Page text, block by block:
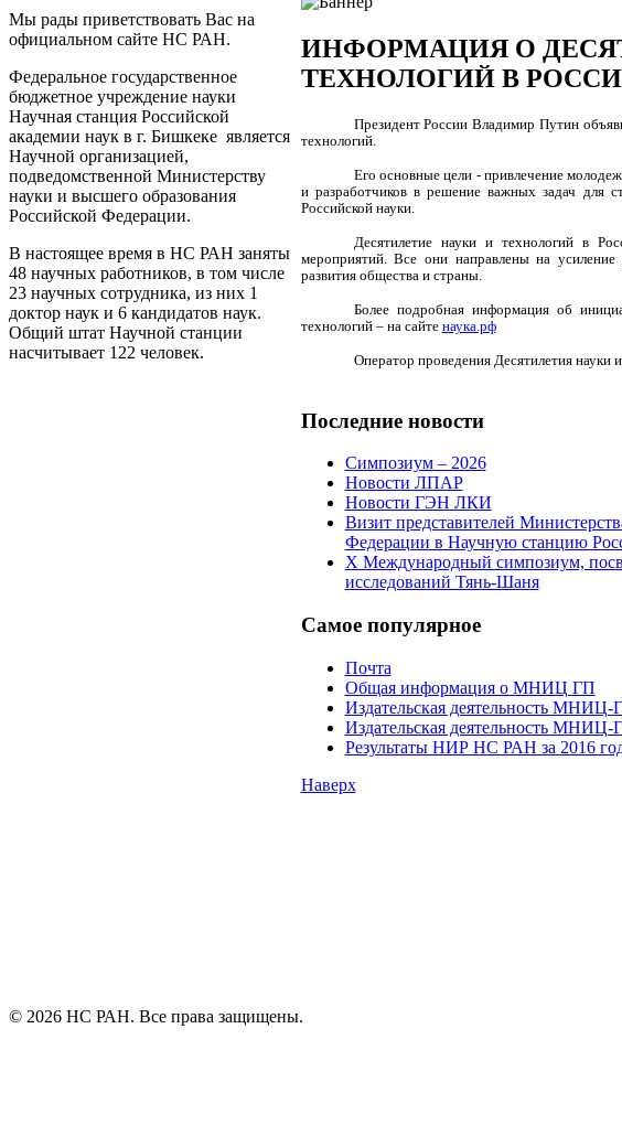
Мы рады приветствовать Вас на
официальном сайте НС РАН.
Федеральное государственное
бюджетное учреждение науки
Научная станция Российской
академии наук в г. Бишкеке является
Научной организацией,
подведомственной Министерству
науки и высшего образования
Российской Федерации.
В настоящее время в НС РАН заняты
48 научных работников, в том числе
23 научных сотрудника, из них 1
доктор наук и 6 кандидатов наук.
Общий штат Научной станции
насчитывает 122 человек.
ИНФОРМАЦИЯ О
ТЕХНОЛОГИЙ В
Президент России Владимир Путин
технологий.
Его основные цели - привлечение
и разработчиков в решение важных задач для
Российской науки.
Десятилетие науки и технологий в
мероприятий. Все они направлены на
развития общества и страны.
Более подробная информация об
технологий – на сайте наука.рф
Оператор проведения Десятилетия
Последниеновости
Симпозиум – 2026
Новости ЛПАР
Новости ГЭН ЛКИ
Визит представителей
Федерации в Научную станцию
X Международный симпозиум,
исследований Тянь-Шаня
Самоепопулярное
Почта
Общая информация о МНИЦ ГП
Издательская деятельность МНИЦ-
Издательская деятельность МНИЦ-
Результаты НИР НС РАН за 2016
Наверх
© 2026 НС РАН. Все права защищены.